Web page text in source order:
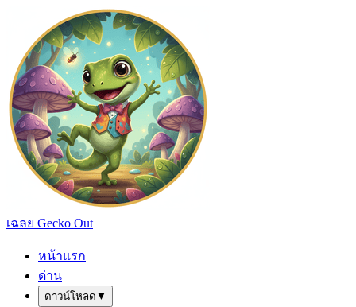
เฉลย Gecko Out
หน้าแรก
ด่าน
ดาวน์โหลด ▼